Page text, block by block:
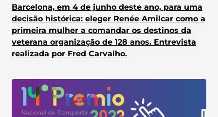
Barcelona, em 4 de junho deste ano, para uma
decisão histórica: eleger Renée Amilcar como a
primeira mulher a comandar os destinos da
veterana organização de 128 anos. Entrevista
realizada por Fred Carvalho.